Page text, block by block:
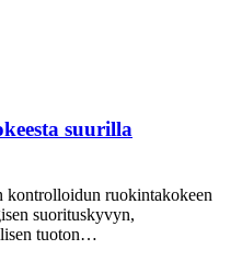
suurilla
kontrolloidun ruokintakokeen
suorituskyvyn,
tuoton…